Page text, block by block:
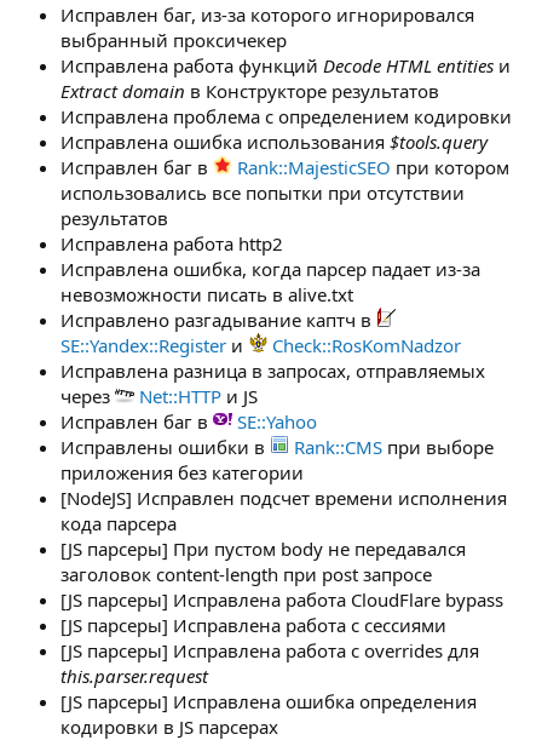
Исправлен баг, из-за которого игнорировался
выбранный проксичекер
Исправлена работа функций Decode HTML entities и
Extract domain в Конструкторе результатов
Исправлена проблема с определением кодировки
Исправлена ошибка использования $tools.query
Исправлен баг в
Rank::MajesticSEO при котором
использовались все попытки при отсутствии
результатов
Исправлена работа http2
Исправлена ошибка, когда парсер падает из-за
невозможности писать в alive.txt
Исправлено разгадывание каптч в
SE::Yandex::Register и
Check::RosKomNadzor
Исправлена разница в запросах, отправляемых
через
Net::HTTP и JS
Исправлен баг в
SE::Yahoo
Исправлены ошибки в
Rank::CMS при выборе
приложения без категории
[NodeJS] Исправлен подсчет времени исполнения
кода парсера
[JS парсеры] При пустом body не передавался
заголовок content-length при post запросе
[JS парсеры] Исправлена работа CloudFlare bypass
[JS парсеры] Исправлена работа с сессиями
[JS парсеры] Исправлена работа с overrides для
this.parser.request
[JS парсеры] Исправлена ошибка определения
кодировки в JS парсерах